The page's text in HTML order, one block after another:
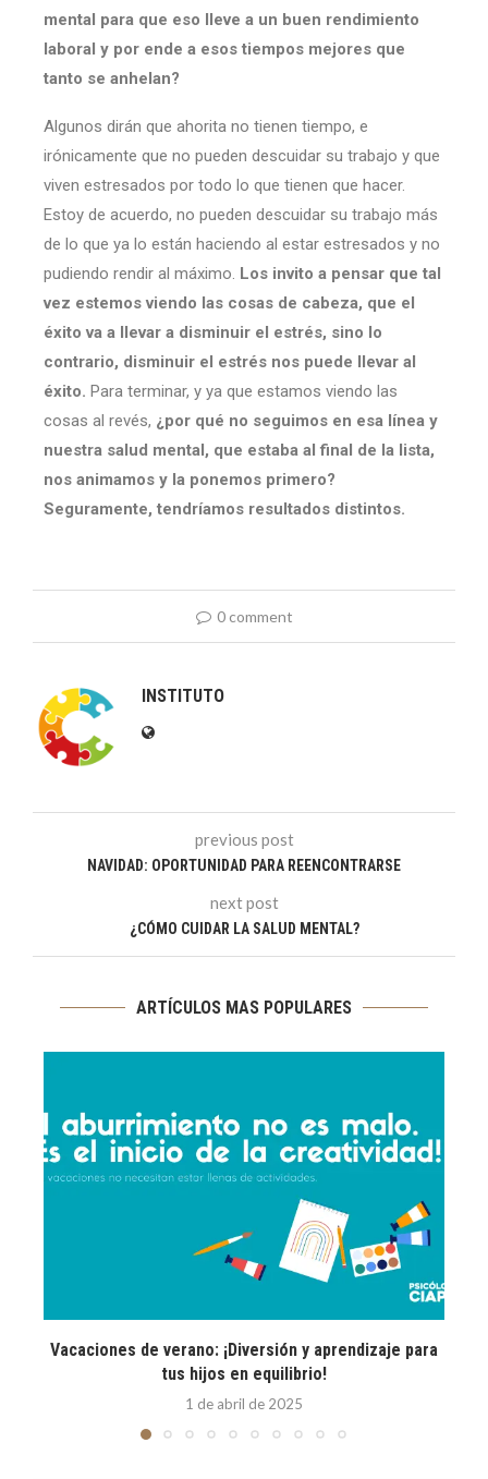
mental para que eso lleve a un buen rendimiento
laboral y por ende a esos tiempos mejores que
tanto se anhelan?
Algunos dirán que ahorita no tienen tiempo, e
irónicamente que no pueden descuidar su trabajo y que
viven estresados por todo lo que tienen que hacer.
Estoy de acuerdo, no pueden descuidar su trabajo más
de lo que ya lo están haciendo al estar estresados y no
pudiendo rendir al máximo. Los invito a pensar que tal
vez estemos viendo las cosas de cabeza, que el
éxito va a llevar a disminuir el estrés, sino lo
contrario, disminuir el estrés nos puede llevar al
éxito. Para terminar, y ya que estamos viendo las
cosas al revés, ¿por qué no seguimos en esa línea y
nuestra salud mental, que estaba al final de la lista,
nos animamos y la ponemos primero?
Seguramente, tendríamos resultados distintos.
0 comment
INSTITUTO
previous post
NAVIDAD: OPORTUNIDAD PARA REENCONTRARSE
next post
¿CÓMO CUIDAR LA SALUD MENTAL?
ARTÍCULOS MAS POPULARES
Vacaciones de verano: ¡Diversión y aprendizaje para
tus hijos en equilibrio!
1 de abril de 2025